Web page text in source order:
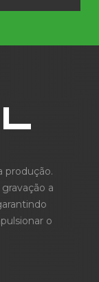
produção.
a
o